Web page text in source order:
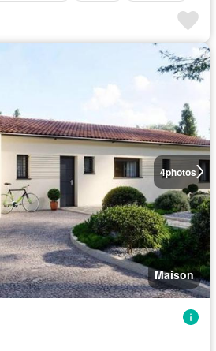
4photos
Maison